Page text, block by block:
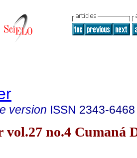
version ISSN 2343-6468
vol.27 no.4 Cumaná